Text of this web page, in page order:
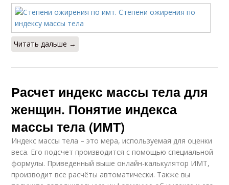
Читать дальше →
Расчет индекс массы тела для
женщин. Понятие индекса
массы тела (ИМТ)
Индекс массы тела – это мера, используемая для оценки
веса. Его подсчет производится с помощью специальной
формулы. Приведенный выше онлайн-калькулятор ИМТ,
производит все расчёты автоматически. Также вы